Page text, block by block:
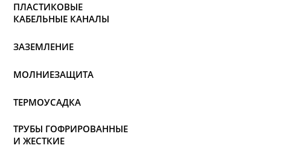
ПЛАСТИКОВЫЕ
КАБЕЛЬНЫЕ КАНАЛЫ
ЗАЗЕМЛЕНИЕ
МОЛНИЕЗАЩИТА
ТЕРМОУСАДКА
ТРУБЫ ГОФРИРОВАННЫЕ
И ЖЕСТКИЕ